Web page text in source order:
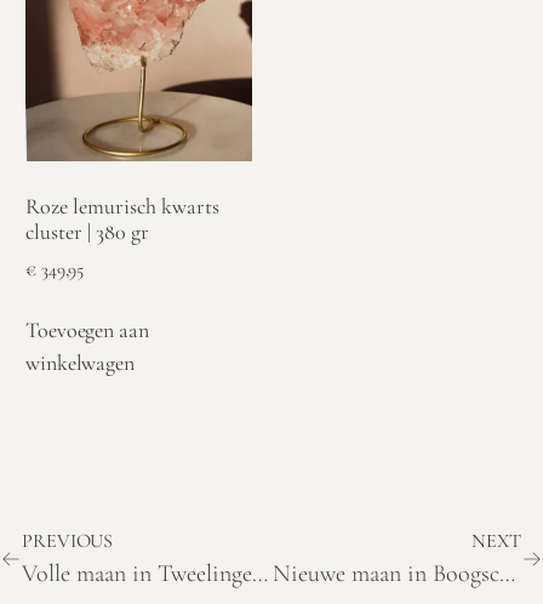
Roze lemurisch kwarts
cluster | 380 gr
€349,95
Toevoegen aan
winkelwagen
PREVIOUS
Volle maan in Tweelingen op 5 december 2025: Betekenis en thema’s
NEXT
Nieuwe maan in Boogschutter (20 december 2025)